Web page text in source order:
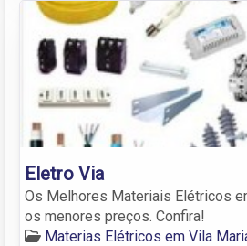
Eletro Via
Os Melhores Materiais Elétricos
os menores preços. Confira!
Materias Elétricos em Vila